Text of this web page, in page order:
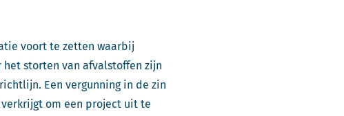
voort te zetten waarbij
storten van afvalstoffen zijn
Een vergunning in de zin
om een project uit te